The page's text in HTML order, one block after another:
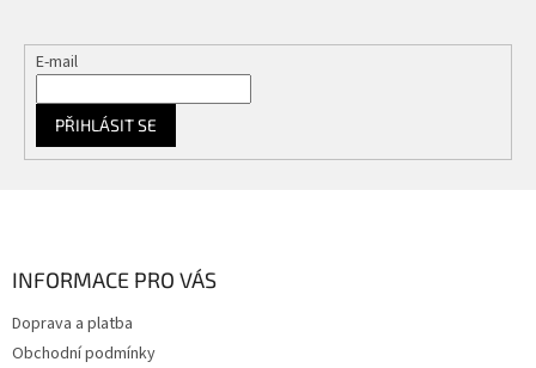
E-mail
PŘIHLÁSIT SE
INFORMACE PRO VÁS
Doprava a platba
Obchodní podmínky